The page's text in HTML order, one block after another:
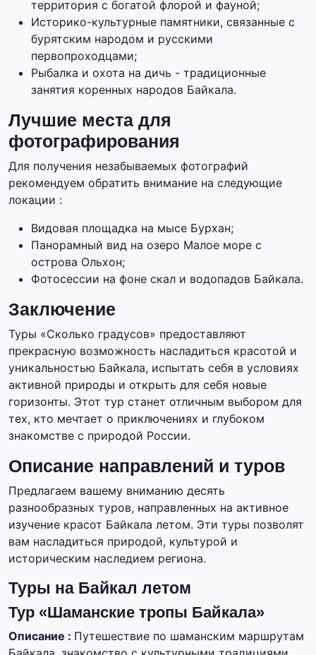
территория с богатой флорой и фауной;
Историко-культурные памятники, связанные с
бурятским народом и русскими
первопроходцами;
Рыбалка и охота на дичь - традиционные
занятия коренных народов Байкала.
Лучшие места для
фотографирования
Для получения незабываемых фотографий
рекомендуем обратить внимание на следующие
локации :
Видовая площадка на мысе Бурхан;
Панорамный вид на озеро Малое море с
острова Ольхон;
Фотосессии на фоне скал и водопадов Байкала.
Заключение
Туры «Сколько градусов» предоставляют
прекрасную возможность насладиться красотой и
уникальностью Байкала, испытать себя в условиях
активной природы и открыть для себя новые
горизонты. Этот тур станет отличным выбором для
тех, кто мечтает о приключениях и глубоком
знакомстве с природой России.
Описание направлений и туров
Предлагаем вашему вниманию десять
разнообразных туров, направленных на активное
изучение красот Байкала летом. Эти туры позволят
вам насладиться природой, культурой и
историческим наследием региона.
Туры на Байкал летом
Тур «Шаманские тропы Байкала»
Описание : Путешествие по шаманским маршрутам